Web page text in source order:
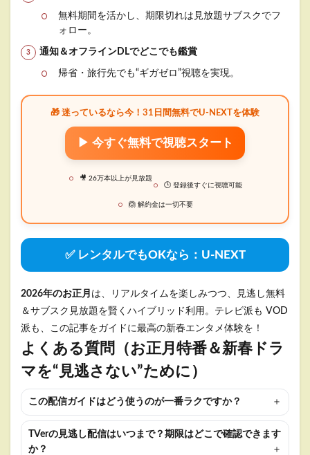
無料期間を活かし、期限切れは見放題サブスクでフ
ォロー。
通知＆オフラインDLでどこでも鑑賞
帰省・旅行先でも“ギガゼロ”視聴を実現。
🎁 迷っているなら今！31日間無料でU-NEXTを体験
▶ 今すぐ無料で視聴スタート
🎥 26万本以上が見放題
🕒 登録後すぐに視聴可能
🙆 解約金は一切不要
✅ レンタルでもOKなら：U-NEXT
2026年のお正月 は、リアルタイムを楽しみつつ、見逃し無料
＆サブスク見放題を賢くハイブリッド利用。テレビ派も VOD
派も、この記事をガイドに最高の新春エンタメ体験を！
よくある質問（お正月特番＆新春ドラ
マを“見逃さない”ために）
この配信ガイドはどう使うのが一番ラクですか？
TVerの見逃し配信はいつまで？期限はどこで確認できます
か？